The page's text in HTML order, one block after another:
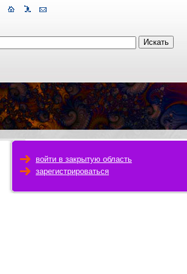
войти в закрытую область
зарегистрироваться